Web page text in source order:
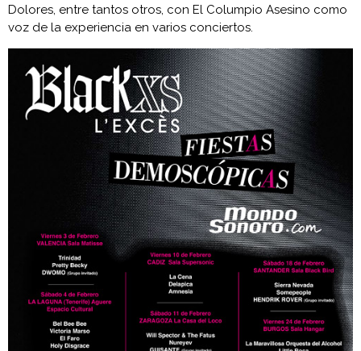
Dolores, entre tantos otros, con El Columpio Asesino como
voz de la experiencia en varios conciertos.